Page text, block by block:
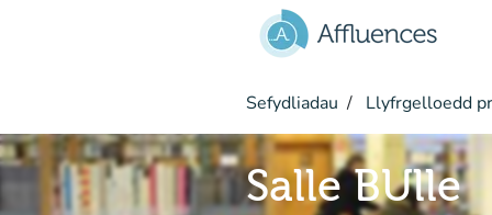
Sefydliadau Llyfrgelloedd
Salle BUlle